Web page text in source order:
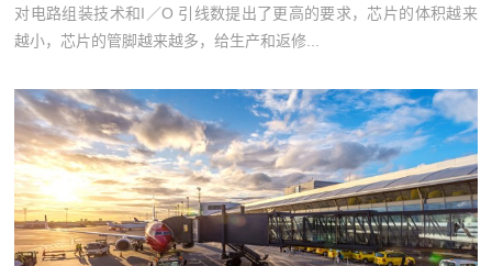
对电路组装技术和I／O 引线数提出了更高的要求，芯片的体积越来
越小，芯片的管脚越来越多，给生产和返修...